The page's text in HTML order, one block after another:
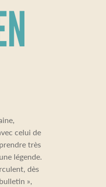
celui de
très
légende.
dès
»,